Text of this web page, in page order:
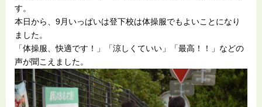
す。
本日から、9月いっぱいは登下校は体操服でもよいことになり
ました。
「体操服、快適です！」「涼しくていい」「最高！！」などの
声が聞こえました。